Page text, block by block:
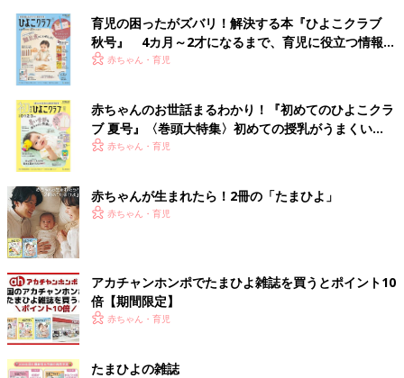
育児の困ったがズバリ！解決する本『ひよこクラブ
秋号』 4カ月～2才になるまで、育児に役立つ情報が
いっぱい！
赤ちゃん・育児
赤ちゃんのお世話まるわかり！『初めてのひよこクラ
ブ 夏号』〈巻頭大特集〉初めての授乳がうまくい
く！ おっぱい・ミルクの基本と夏のトラブル 解決テ
赤ちゃん・育児
赤ちゃんが生まれたら！2冊の「たまひよ」
赤ちゃん・育児
アカチャンホンポでたまひよ雑誌を買うとポイント10
倍【期間限定】
赤ちゃん・育児
たまひよの雑誌